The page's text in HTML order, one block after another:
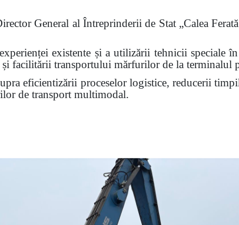
General al Întreprinderii de Stat „Calea
existente și a utilizării tehnicii speciale
facilitării transportului mărfurilor de la terminalul
eficientizării proceselor logistice, reducerii
de transport multimodal.